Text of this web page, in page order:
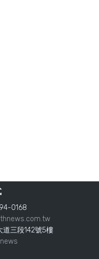
0168
三段142號5樓